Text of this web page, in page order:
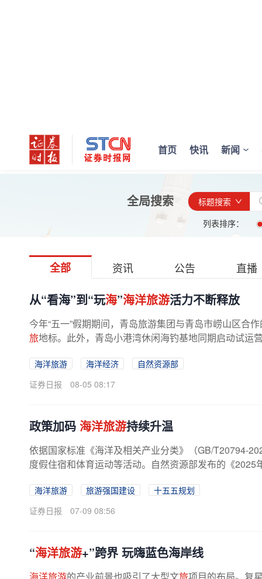
首页 快讯 新闻
全局搜索
标题搜索
列表排序：
全部 资讯 公告 直播
从“看海”到“玩海”海洋旅游活力不断释放
今年“五一”假期期间，青岛旅游集团与青岛市崂山区合
旅地标。此外，青岛小港湾休闲海钓基地同期启动试运
海洋旅游 海洋经济
自然资源部
证券日报
08-05 08:17
政策加码 海洋旅游持续升温
依据国家标准《海洋及相关产业分类》（GB/T20794-
度假住宿和体育运动等活动。自然资源部发布的《2025
海洋旅游 旅游强国建设
十五五规划
证券日报
07-09 08:56
“海洋旅游+”跨界 玩嗨蓝色海岸线